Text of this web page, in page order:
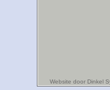
Website door Dinkel